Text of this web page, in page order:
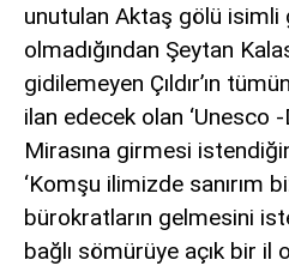
unutulan Aktaş gölü isimli
olmadığından Şeytan
gidilemeyen Çıldır’ın
ilan edecek olan ‘Unesco
Mirasına girmesi
‘Komşu ilimizde sanırım
bürokratların gelmesini
bağlı sömürüye açık bir il